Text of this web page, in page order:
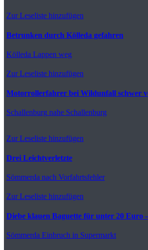
Zur Leseliste hinzufügen
Betrunken durch Kölleda gefahren
Kölleda Lappen weg
Zur Leseliste hinzufügen
Motorrollerfahrer bei Wildunfall schwer
Schallenburg nahe Schallenburg
Zur Leseliste hinzufügen
Drei Leichtverletzte
Sömmerda nach Vorfahrtsfehler
Zur Leseliste hinzufügen
Diebe klauen Baguette für unter 20 Euro
Sömmerda Einbruch in Supermarkt